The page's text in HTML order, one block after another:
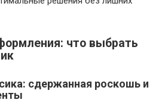
что выбрать
сдержанная роскошь и